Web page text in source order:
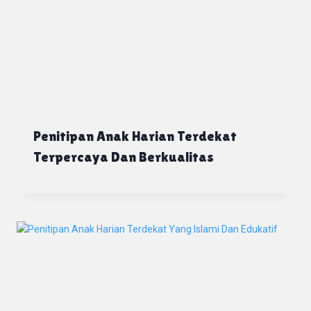
Penitipan Anak Harian Terdekat
Terpercaya Dan Berkualitas